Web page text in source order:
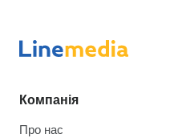
Компанія
Про нас